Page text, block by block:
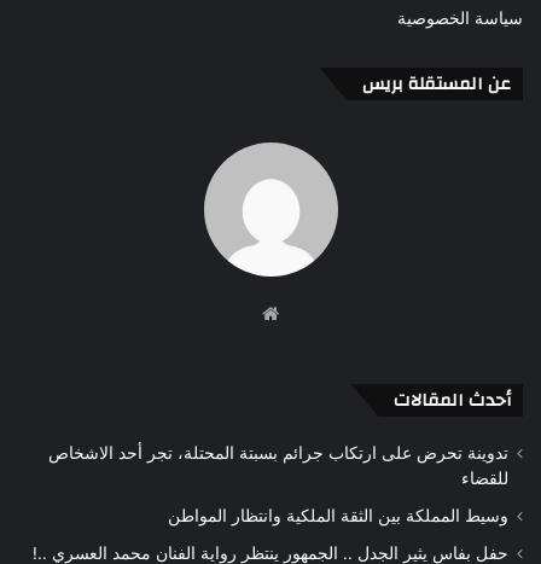
سياسة الخصوصية
عن المستقلة بريس
أحدث المقالات
تدوينة تحرض على ارتكاب جرائم بسبتة المحتلة، تجر أحد الاشخاص
للقضاء
وسيط المملكة بين الثقة الملكية وانتظار المواطن
حفل بفاس يثير الجدل .. الجمهور ينتظر رواية الفنان محمد العسري ..!